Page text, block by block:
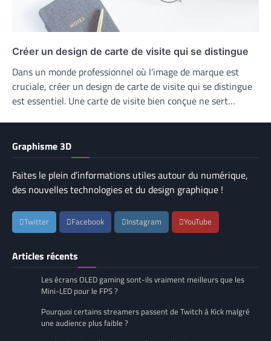
Créer un design de carte de visite qui se distingue
Dans un monde professionnel où l’image de marque est
cruciale, créer un design de carte de visite qui se distingue
est essentiel. Une carte de visite bien conçue ne sert…
Graphisme 3D
Faites le plein d’informations utiles autour du numérique,
des nouvelles technologies et du design graphique !
Twitter Facebook Instagram YouTube
Articles récents
Les écrans OLED gaming sont-ils vraiment meilleurs que les
Mini-LED pour le FPS ?
Pourquoi certains streamers passent de Twitch à Kick malgré
une audience plus faible ?